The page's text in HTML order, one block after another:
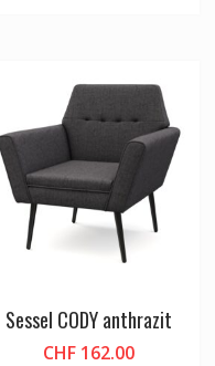
Sessel CODY anthrazit
CHF162.00